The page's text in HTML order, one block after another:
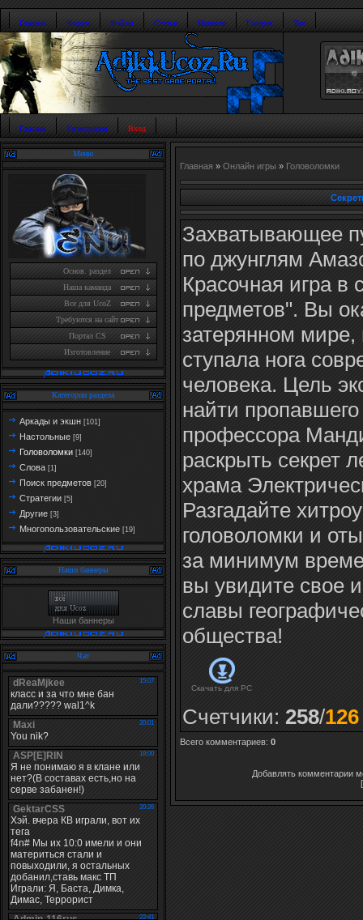
Главная Форум Файлы Статьи Новости Галерея Топ
Главная Регистрация Вход
Меню
Основ. раздел
Наша каманда
Все для UcoZ
Требуются на сайт
Портал CS
Изготовление
Категории раздела
Аркады и экшн [101]
Настольные [9]
Головоломки [140]
Слова [1]
Поиск предметов [20]
Стратегии [5]
Другие [3]
Многопользовательские [19]
Наши баннеры
Наши баннеры
Чат
Главная » Онлайн игры » Головоломки
Захватывающее
по джунглям
Красочная игра в
предметов". Вы
затерянном мире,
ступала нога
человека. Цель
найти пропавшего
профессора
раскрыть секрет
храма
Разгадайте
головоломки и
за минимум
вы увидите свое
славы
общества!
Скачать для PC
Счетчики: 258/126
Всего комментариев: 0
Добавлять комментарии